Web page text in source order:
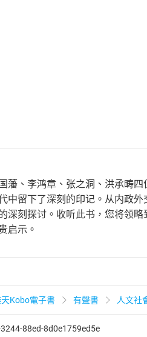
藩、李鸿章、张之洞、洪承畴
中留下了深刻的印记。从内政
深刻探讨。收听此书，您将领
启示。
Kobo電子書 有聲書 人文社
88ed-8d0e1759ed5e